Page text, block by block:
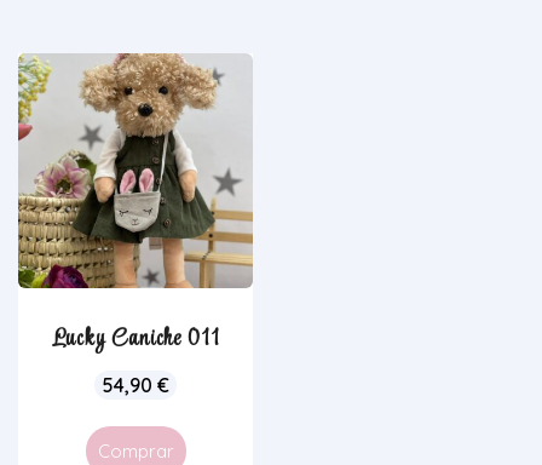
Lucky Caniche 011
54,90 €
Comprar